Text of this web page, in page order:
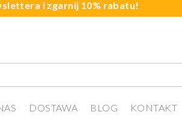
i zgarnij 10% rabatu!
DOSTAWA BLOG KONTAKT